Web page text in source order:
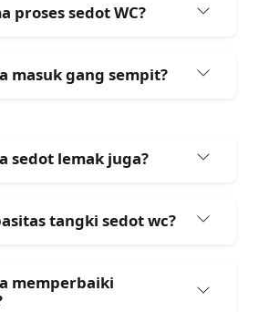
proses sedot WC?
masuk gang sempit?
sedot lemak juga?
tangki sedot wc?
memperbaiki